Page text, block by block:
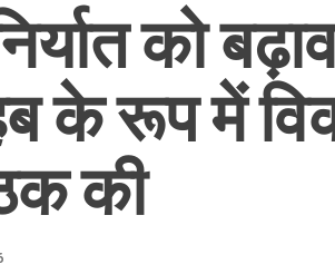
निर्यात को
के रूप में
की